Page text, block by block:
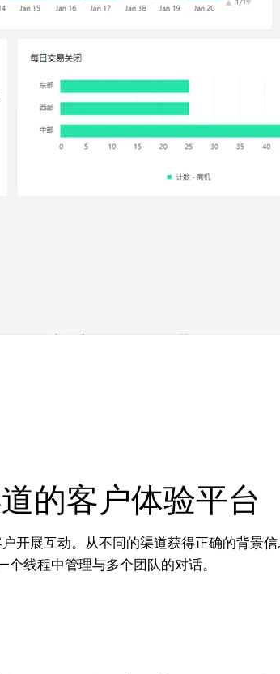
的客户体验平台
开展互动。从不同的渠道获得正确的背景
个线程中管理与多个团队的对话。